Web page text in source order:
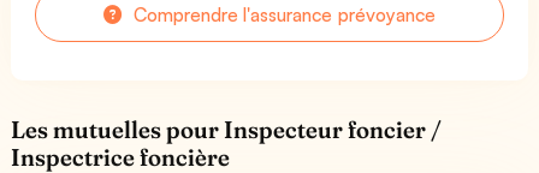
Comprendre l'assurance prévoyance
Les mutuelles pour Inspecteur foncier /
Inspectrice foncière